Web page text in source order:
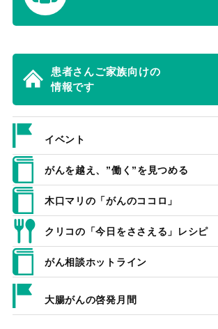
患者さんご家族向けの
情報です
イベント
がんを越え、”働く”を見つめる
木口マリの「がんのココロ」
クリコの「今日をささえる」レシピ
がん相談ホットライン
大腸がんの啓発月間